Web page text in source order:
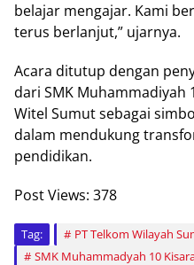
belajar mengajar. Kami
terus berlanjut,” ujarnya.
Acara ditutup dengan
dari SMK Muhammadiyah
Witel Sumut sebagai
dalam mendukung
pendidikan.
Post Views: 378
Tag:
PT Telkom Wilayah
SMK Muhammadyah 10